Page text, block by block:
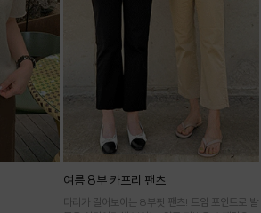
여름 8부 카프리 팬츠
다리가 길어보이는 8부핏 팬츠! 트임 포인트로 발